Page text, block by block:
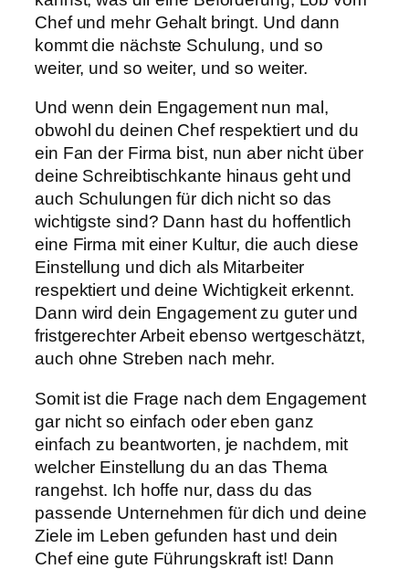
Chef und mehr Gehalt bringt. Und dann
kommt die nächste Schulung, und so
weiter, und so weiter, und so weiter.
Und wenn dein Engagement nun mal,
obwohl du deinen Chef respektiert und du
ein Fan der Firma bist, nun aber nicht über
deine Schreibtischkante hinaus geht und
auch Schulungen für dich nicht so das
wichtigste sind? Dann hast du hoffentlich
eine Firma mit einer Kultur, die auch diese
Einstellung und dich als Mitarbeiter
respektiert und deine Wichtigkeit erkennt.
Dann wird dein Engagement zu guter und
fristgerechter Arbeit ebenso wertgeschätzt,
auch ohne Streben nach mehr.
Somit ist die Frage nach dem Engagement
gar nicht so einfach oder eben ganz
einfach zu beantworten, je nachdem, mit
welcher Einstellung du an das Thema
rangehst. Ich hoffe nur, dass du das
passende Unternehmen für dich und deine
Ziele im Leben gefunden hast und dein
Chef eine gute Führungskraft ist! Dann